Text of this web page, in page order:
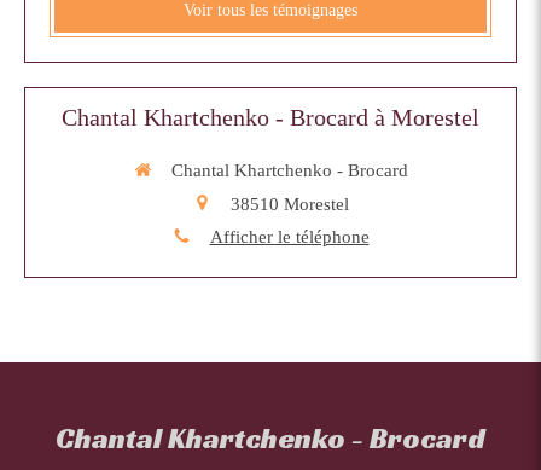
Voir tous les témoignages
Chantal Khartchenko - Brocard à Morestel
Chantal Khartchenko - Brocard
38510 Morestel
Afficher le téléphone
Chantal Khartchenko - Brocard